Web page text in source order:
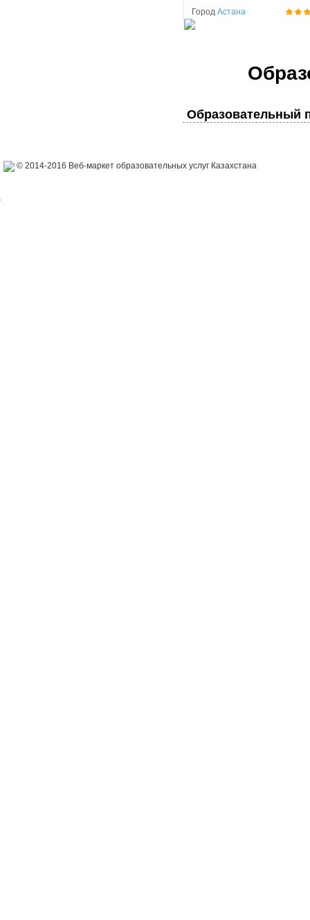
Город Астана
Образовательный
© 2014-2016 Веб-маркет образовательных услуг Казахстана